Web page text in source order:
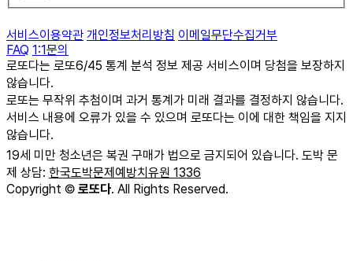
서비스이용약관 개인정보처리방침 이메일무단수집거부
FAQ 1:1문의
로또다는 로또6/45 통계 분석 정보 제공 서비스이며 당첨을 보장하지
않습니다.
로또는 무작위 추첨이며 과거 통계가 미래 결과를 결정하지 않습니다.
서비스 내용에 오류가 있을 수 있으며 로또다는 이에 대한 책임을 지지
않습니다.
19세 미만 청소년은 복권 구매가 법으로 금지되어 있습니다. 도박 문
제 상담: 한국도박문제예방치유원 1336
Copyright © 로또다. All Rights Reserved.